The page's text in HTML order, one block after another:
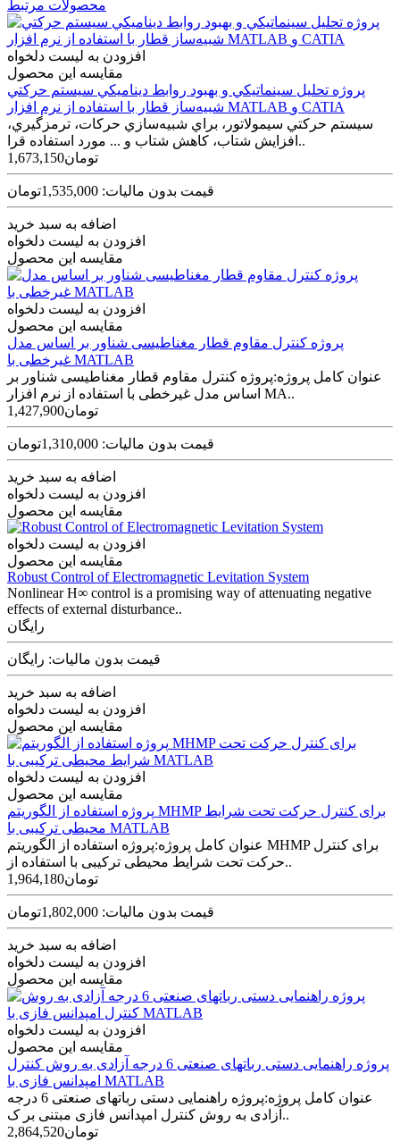
محصولات مرتبط
افزودن به لیست دلخواه
مقایسه این محصول
پروژه تحليل سينماتيکي و بهبود روابط ديناميکي سيستم حرکتي
شبيه‌ساز قطار با استفاده از نرم افزار MATLAB و CATIA
سيستم حرکتي سيمولاتور، براي شبيه‌سازي حرکات، ترمزگيري،
افزايش شتاب، کاهش شتاب و ... مورد استفاده قرا..
1,673,150تومان
قیمت بدون مالیات: 1,535,000تومان
اضافه به سبد خرید
افزودن به لیست دلخواه
مقایسه این محصول
افزودن به لیست دلخواه
مقایسه این محصول
پروژه کنترل مقاوم قطار مغناطیسی شناور بر اساس مدل
غیرخطی با MATLAB
عنوان کامل پروژه:پروژه کنترل مقاوم قطار مغناطیسی شناور بر
اساس مدل غیرخطی با استفاده از نرم افزار MA..
1,427,900تومان
قیمت بدون مالیات: 1,310,000تومان
اضافه به سبد خرید
افزودن به لیست دلخواه
مقایسه این محصول
افزودن به لیست دلخواه
مقایسه این محصول
Robust Control of Electromagnetic Levitation System
Nonlinear H∞ control is a promising way of attenuating negative
effects of external disturbance..
رایگان
قیمت بدون مالیات: رایگان
اضافه به سبد خرید
افزودن به لیست دلخواه
مقایسه این محصول
افزودن به لیست دلخواه
مقایسه این محصول
پروژه استفاده از الگوریتم MHMP برای کنترل حرکت تحت شرایط
محیطی ترکیبی با MATLAB
عنوان کامل پروژه:پروژه استفاده از الگوریتم MHMP برای کنترل
حرکت تحت شرایط محیطی ترکیبی با استفاده از..
1,964,180تومان
قیمت بدون مالیات: 1,802,000تومان
اضافه به سبد خرید
افزودن به لیست دلخواه
مقایسه این محصول
افزودن به لیست دلخواه
مقایسه این محصول
پروژه راهنمایی دستی رباتهای صنعتی 6 درجه آزادی به روش کنترل
امپدانس فازی با MATLAB
عنوان کامل پروژه:پروژه راهنمایی دستی رباتهای صنعتی 6 درجه
آزادی به روش کنترل امپدانس فازی مبتنی بر ک..
2,864,520تومان